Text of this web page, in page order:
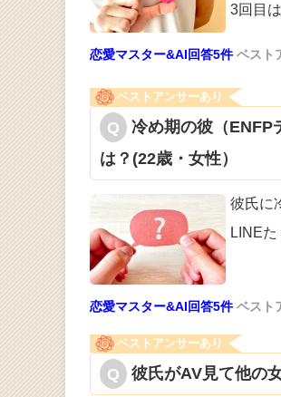
3回目
恋愛マスター&AI回答5件 ベスト
ベストアンサーあり
冷め期の彼（ENFP
は？(22歳・女性）
彼氏に
LINE
恋愛マスター&AI回答5件 ベスト
ベストアンサーあり
彼氏がAV見て他の